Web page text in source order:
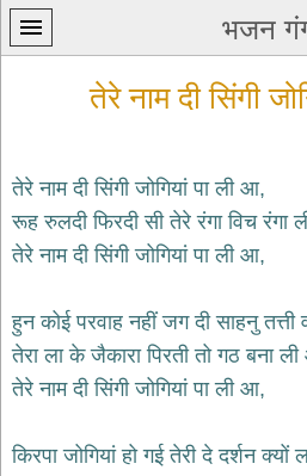
भजन
प्रथम
पन्ना
कृष्ण
भजन
krishna
bhajans
भजन
तेरे नाम दी सिंगी
तेरे नाम दी सिंगी जोगियां पा ली आ,
रूह रुलदी फिरदी सी तेरे रंगा विच रंगा
तेरे नाम दी सिंगी जोगियां पा ली आ,
हुन कोई परवाह नहीं जग दी साहनु तत्ती
तेरा ला के जैकारा पिरती तो गठ बना
तेरे नाम दी सिंगी जोगियां पा ली आ,
किरपा जोगियां हो गई तेरी दे दर्शन क्यों